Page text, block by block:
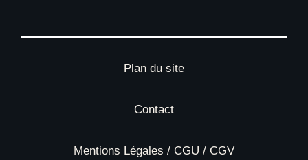
Plan du site
Contact
Mentions Légales / CGU / CGV